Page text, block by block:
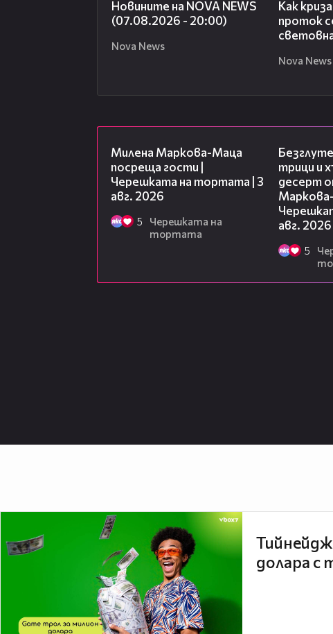
Новините на NOVA NEWS
(07.08.2026 - 20:00)
Nova News
Как
проток
Nova News
Милена Маркова-Маца
посреща гости |
Черешката на тортата | 3
авг. 2026
5
Черешката на
тортата
трици и
десерт
авг. 2026
5
долара с